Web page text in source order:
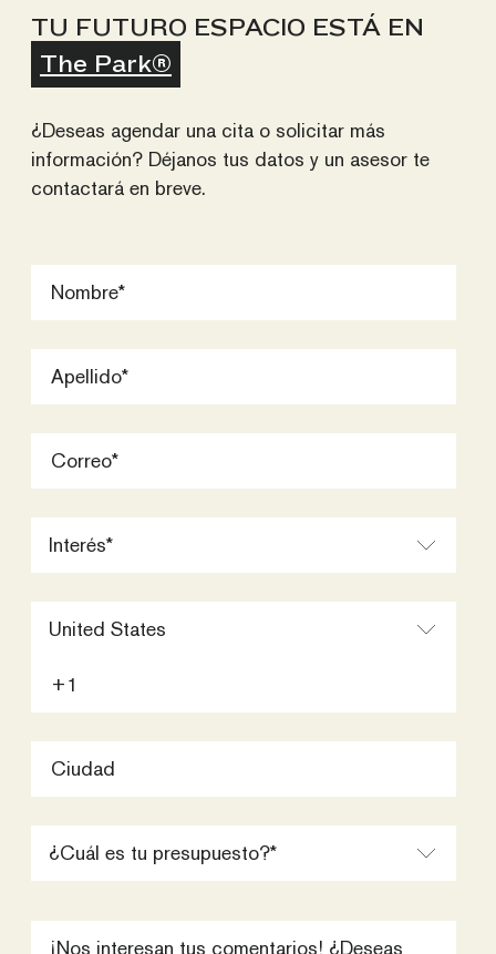
TU FUTURO ESPACIO ESTÁ EN
The Park®
¿Deseas agendar una cita o solicitar más
información? Déjanos tus datos y un asesor te
contactará en breve.